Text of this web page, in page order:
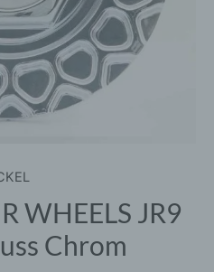
WHEELS JR9
Chrom